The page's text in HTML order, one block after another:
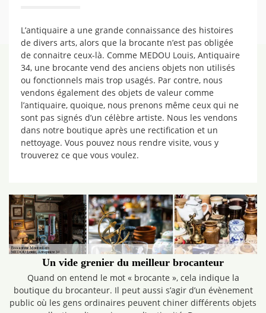
L’antiquaire a une grande connaissance des histoires
de divers arts, alors que la brocante n’est pas obligée
de connaitre ceux-là. Comme MEDOU Louis, Antiquaire
34, une brocante vend des anciens objets non utilisés
ou fonctionnels mais trop usagés. Par contre, nous
vendons également des objets de valeur comme
l’antiquaire, quoique, nous prenons même ceux qui ne
sont pas signés d’un célèbre artiste. Nous les vendons
dans notre boutique après une rectification et un
nettoyage. Vous pouvez nous rendre visite, vous y
trouverez ce que vous voulez.
Un vide grenier du meilleur brocanteur
Quand on entend le mot « brocante », cela indique la
boutique du brocanteur. Il peut aussi s’agir d’un évènement
public où les gens ordinaires peuvent chiner différents objets